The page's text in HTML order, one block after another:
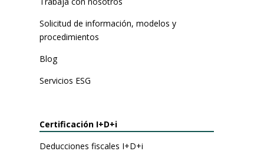
Solicitud de información, modelos y
procedimientos
Blog
Servicios ESG
Certificación I+D+i
Deducciones fiscales I+D+i